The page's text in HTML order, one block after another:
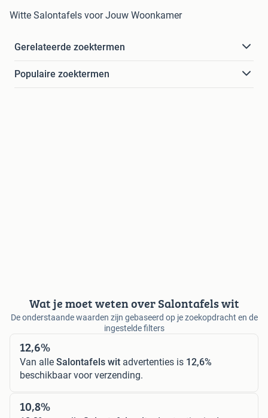
Witte Salontafels voor Jouw Woonkamer
Gerelateerde zoektermen
Populaire zoektermen
Wat je moet weten over Salontafels wit
De onderstaande waarden zijn gebaseerd op je zoekopdracht en de
ingestelde filters
12,6%
Van alle Salontafels wit advertenties is 12,6%
beschikbaar voor verzending.
10,8%